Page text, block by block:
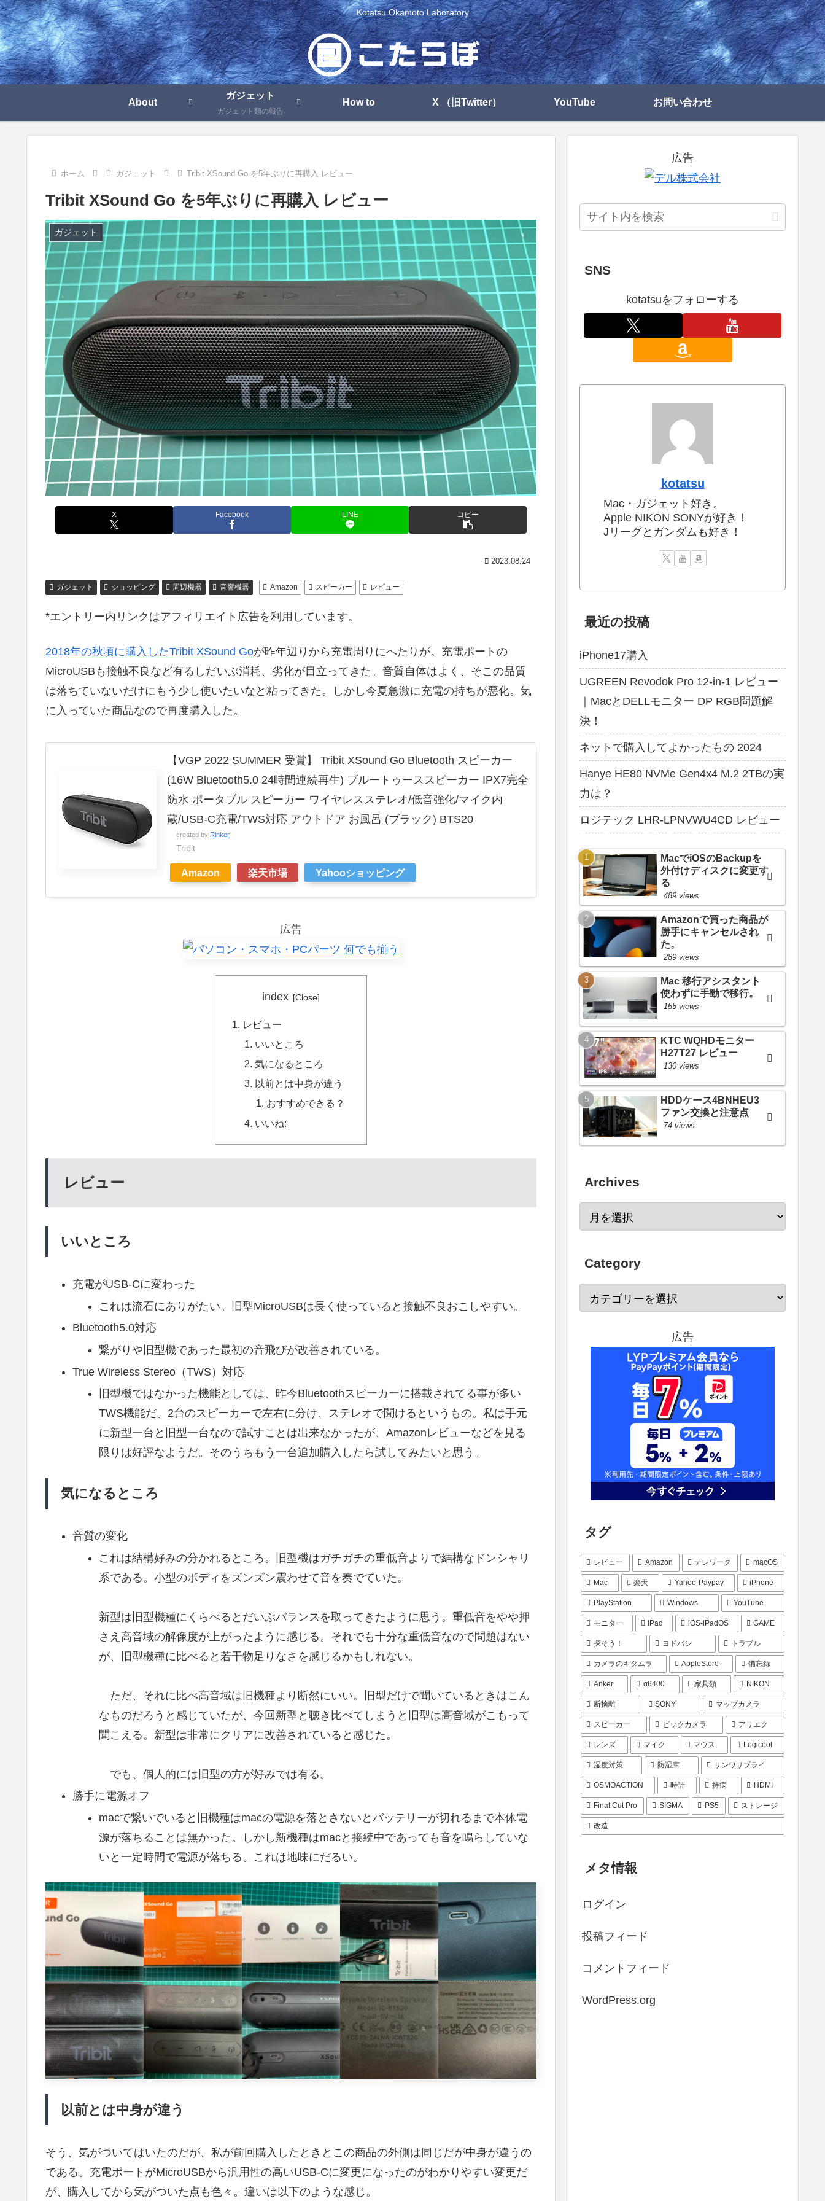
Kotatsu Okamoto Laboratory
About
ガジェット
ガジェット類の報告
How to X （旧Twitter） YouTube お問い合わせ
ホーム ガジェット Tribit XSound Go を5年ぶりに再購入 レビュー
Tribit XSound Go を5年ぶりに再購入 レビュー
ガジェット
X Facebook LINE コピー
2023.08.24
ガジェット ショッピング 周辺機器 音響機器 Amazon スピーカー レビュー
*エントリー内リンクはアフィリエイト広告を利用しています。
2018年の秋頃に購入したTribit XSound Goが昨年辺りから充電周りにへたりが。充電ポートの
MicroUSBも接触不良など有るしだいぶ消耗、劣化が目立ってきた。音質自体はよく、そこの品質
は落ちていないだけにもう少し使いたいなと粘ってきた。しかし今夏急激に充電の持ちが悪化。気
に入っていた商品なので再度購入した。
【VGP 2022 SUMMER 受賞】 Tribit XSound Go Bluetooth スピーカー
(16W Bluetooth5.0 24時間連続再生) ブルートゥーススピーカー IPX7完全
防水 ポータブル スピーカー ワイヤレスステレオ/低音強化/マイク内
蔵/USB-C充電/TWS対応 アウトドア お風呂 (ブラック) BTS20
created by Rinker
Tribit
Amazon 楽天市場 Yahooショッピング
広告
index
レビュー
いいところ
気になるところ
以前とは中身が違う
おすすめできる？
いいね:
レビュー
いいところ
充電がUSB-Cに変わった
これは流石にありがたい。旧型MicroUSBは長く使っていると接触不良おこしやすい。
Bluetooth5.0対応
繋がりや旧型機であった最初の音飛びが改善されている。
True Wireless Stereo（TWS）対応
旧型機ではなかった機能としては、昨今Bluetoothスピーカーに搭載されてる事が多い
TWS機能だ。2台のスピーカーで左右に分け、ステレオで聞けるというもの。私は手元
に新型一台と旧型一台なので試すことは出来なかったが、Amazonレビューなどを見る
限りは好評なようだ。そのうちもう一台追加購入したら試してみたいと思う。
気になるところ
音質の変化
これは結構好みの分かれるところ。旧型機はガチガチの重低音よりで結構なドンシャリ
系である。小型のボディをズンズン震わせて音を奏でていた。
新型は旧型機種にくらべるとだいぶバランスを取ってきたように思う。重低音をやや押
さえ高音域の解像度が上がったように感じる。それでも十分な重低音なので問題はない
が、旧型機種に比べると若干物足りなさを感じるかもしれない。
ただ、それに比べ高音域は旧機種より断然にいい。旧型だけで聞いているときはこん
なものだろうと感じていたが、今回新型と聴き比べてしまうと旧型は高音域がこもって
聞こえる。新型は非常にクリアに改善されていると感じた。
でも、個人的には旧型の方が好みでは有る。
勝手に電源オフ
macで繋いでいると旧機種はmacの電源を落とさないとバッテリーが切れるまで本体電
源が落ちることは無かった。しかし新機種はmacと接続中であっても音を鳴らしていな
いと一定時間で電源が落ちる。これは地味にだるい。
以前とは中身が違う
そう、気がついてはいたのだが、私が前回購入したときとこの商品の外側は同じだが中身が違うの
である。充電ポートがMicroUSBから汎用性の高いUSB-Cに変更になったのがわかりやすい変更だ
が、購入してから気がついた点も色々。違いは以下のような感じ。
広告
SNS
kotatsuをフォローする
kotatsu
Mac・ガジェット好き。
Apple NIKON SONYが好き！
Jリーグとガンダムも好き！
最近の投稿
iPhone17購入
UGREEN Revodok Pro 12-in-1 レビュー
｜MacとDELLモニター DP RGB問題解
決！
ネットで購入してよかったもの 2024
Hanye HE80 NVMe Gen4x4 M.2 2TBの実
力は？
ロジテック LHR-LPNVWU4CD レビュー
MacでiOSのBackupを
外付けディスクに変更す
る
489 views
Amazonで買った商品が
勝手にキャンセルされ
た。
289 views
Mac 移行アシスタント
使わずに手動で移行。
155 views
KTC WQHDモニター
H27T27 レビュー
130 views
HDDケース4BNHEU3
ファン交換と注意点
74 views
Archives
Category
広告
タグ
レビュー Amazon テレワーク macOS
Mac 楽天 Yahoo-Paypay iPhone
PlayStation Windows YouTube
モニター iPad iOS-iPadOS GAME
探そう！ ヨドバシ トラブル
カメラのキタムラ AppleStore 備忘録
Anker α6400 家具類 NIKON
断捨離 SONY マップカメラ
スピーカー ビックカメラ アリエク
レンズ マイク マウス Logicool
湿度対策 防湿庫 サンワサプライ
OSMOACTION 時計 持病 HDMI
Final Cut Pro SIGMA PS5 ストレージ
改造
メタ情報
ログイン
投稿フィード
コメントフィード
WordPress.org